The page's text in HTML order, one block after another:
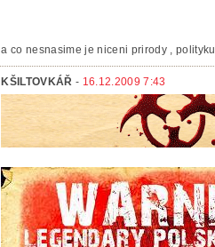
a co nesnasime je niceni prirody , polityku
KŠILTOVKÁŘ - 16.12.2009 7:43